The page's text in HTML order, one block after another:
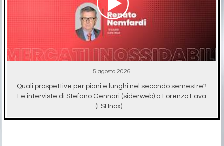
5 agosto 2026
Quali prospettive per piani e lunghi nel secondo semestre?
Le interviste di Stefano Gennari (siderweb) a Lorenzo Fava
(LSI Inox) ...